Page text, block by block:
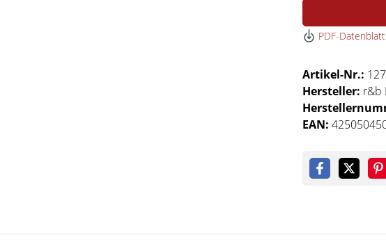
PDF-Datenblatt
Artikel-Nr.:
Hersteller: r&b
EAN: